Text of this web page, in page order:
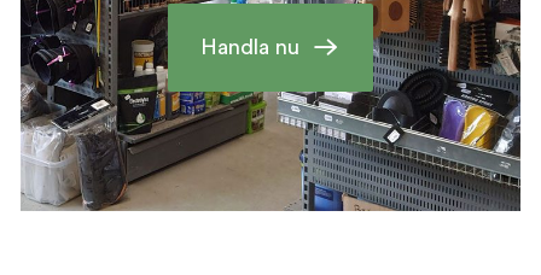
Handla nu